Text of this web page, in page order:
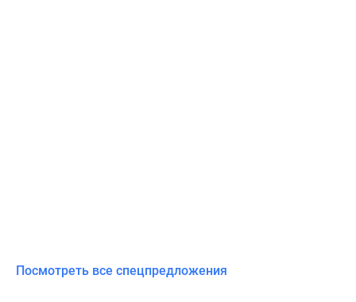
Посмотреть все спецпредложения